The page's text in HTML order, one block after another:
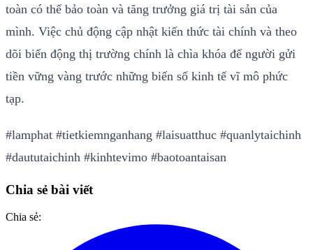
toàn có thể bảo toàn và tăng trưởng giá trị tài sản của
mình. Việc chủ động cập nhật kiến thức tài chính và theo
dõi biến động thị trường chính là chìa khóa để người gửi
tiền vững vàng trước những biến số kinh tế vĩ mô phức
tạp.
#lamphat #tietkiemnganhang #laisuatthuc #quanlytaichinh
#daututaichinh #kinhtevimo #baotoantaisan
Chia sẻ bài viết
Chia sẻ: